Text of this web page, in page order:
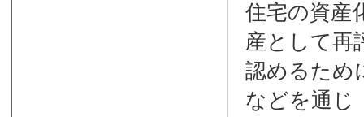
住宅の資産
産として再
認めるため
などを通じ